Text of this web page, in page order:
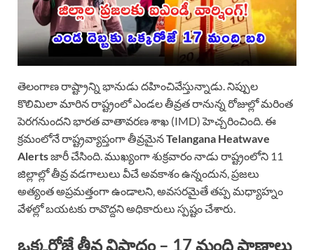
తెలంగాణ రాష్ట్రాన్ని భానుడు దహించివేస్తున్నాడు. నిప్పుల
కొలిమిలా మారిన రాష్ట్రంలో ఎండల తీవ్రత రానున్న రోజుల్లో మరింత
పెరగనుందని భారత వాతావరణ శాఖ (IMD) హెచ్చరించింది. ఈ
క్రమంలోనే రాష్ట్రవ్యాప్తంగా తీవ్రమైనTelangana Heatwave
Alertsజారీ చేసింది. ముఖ్యంగా శుక్రవారం నాడు రాష్ట్రంలోని 11
జిల్లాల్లో తీవ్ర వడగాలులు వీచే అవకాశం ఉన్నందున, ప్రజలు
అత్యంత అప్రమత్తంగా ఉండాలని, అవసరమైతే తప్ప మధ్యాహ్నం
వేళల్లో బయటకు రావొద్దని అధికారులు స్పష్టం చేశారు.
ఒక్కరోజే తీవ్ర విషాదం – 17 మంది ప్రాణాలు